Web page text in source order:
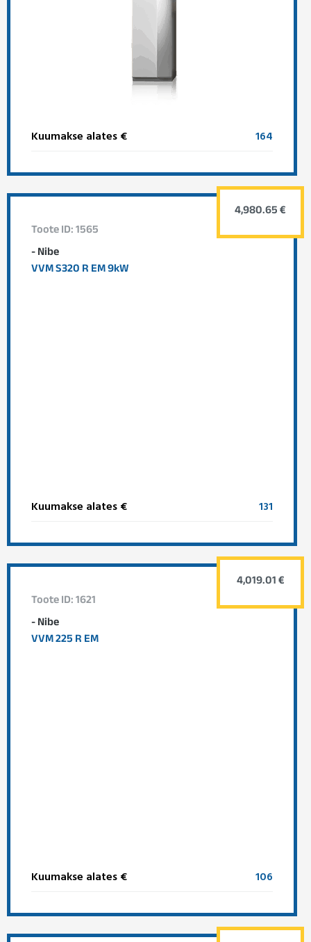
Kuumakse alates € 164
Toote ID: 1565
- Nibe
VVM S320 R EM 9kW
Kuumakse alates € 131
4,980.65 €
Toote ID: 1621
- Nibe
VVM 225 R EM
Kuumakse alates € 106
4,019.01 €